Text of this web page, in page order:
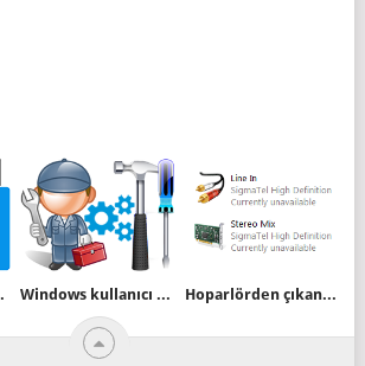
indirilir Windows kullanıcı işlemlerini bir tıkla yapın Hoparlörden çıkan sesi kaydedelim